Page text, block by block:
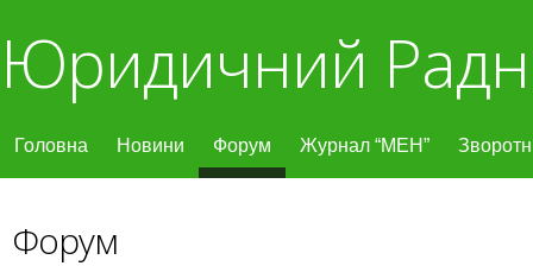
Юридичний
Головна Новини Форум Журнал “МЕН”
Форум